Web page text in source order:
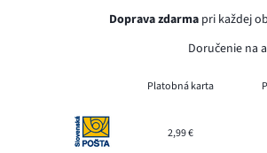
Doprava zdarmapri každej
Doručenie na
Platobná karta
2,99 €